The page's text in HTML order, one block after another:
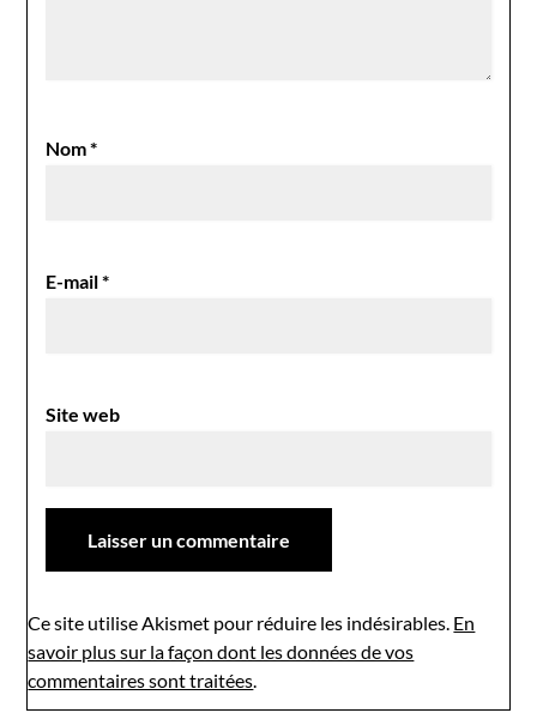
Nom*
E-mail*
Site web
Ce site utilise Akismet pour réduire les indésirables. En
savoir plus sur la façon dont les données de vos
commentaires sont traitées.